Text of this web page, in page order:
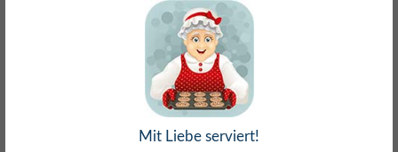
meist direkt aus Waiblingen
30 Tage Rückgaberecht
ohne Risiko bestellen
– Frag den Profi!
kostenlos und persönlich
Über 20+ Jahre Erfahrung
wir wissen von was wir sprechen
Mit Liebe serviert!